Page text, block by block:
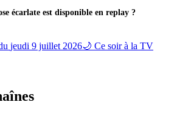
écarlate est disponible en replay ?
jeudi 9 juillet 2026🌙 Ce soir à la TV